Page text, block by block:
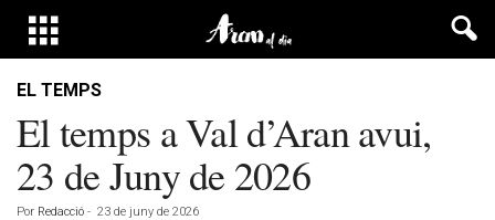
EL TEMPS
El temps a Val d’Aran avui,
23 de Juny de 2026
Por Redacció - 23 de juny de 2026